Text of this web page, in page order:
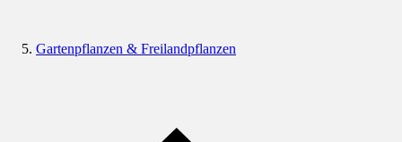
Gartenpflanzen & Freilandpflanzen